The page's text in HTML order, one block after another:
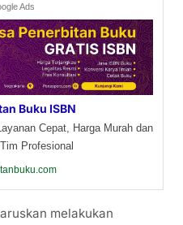
Ads
Buku ISBN
Cepat, Harga Murah dan
Profesional
melakukan